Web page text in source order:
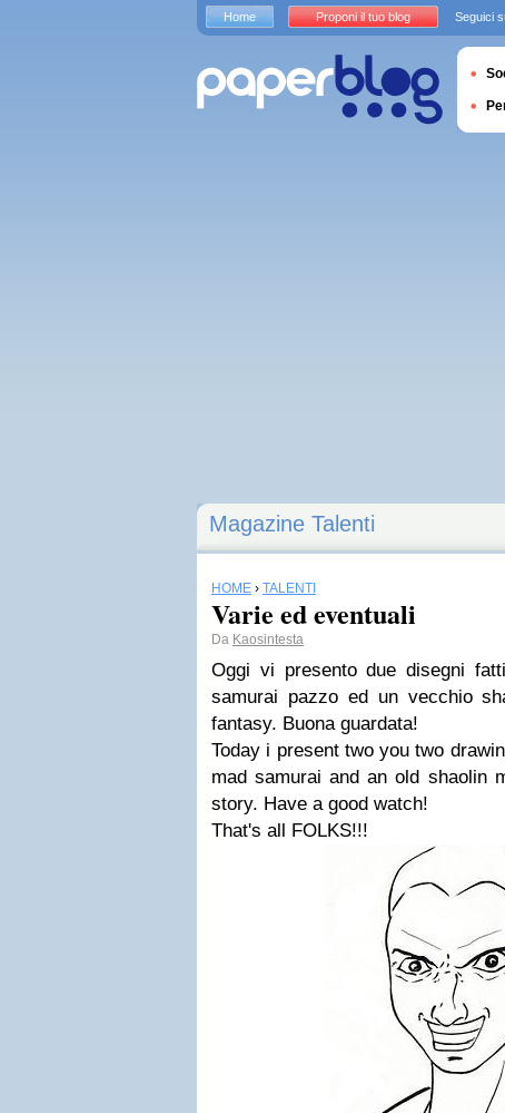
Magazine Talenti
HOME › TALENTI
Varie ed eventuali
Da Kaosintesta
Oggi vi presento due disegni
samurai pazzo ed un vecchio
fantasy. Buona guardata!
Today i present two you two
mad samurai and an old shaolin
story. Have a good watch!
That's all FOLKS!!!
Home Proponi il tuo blog Seguici